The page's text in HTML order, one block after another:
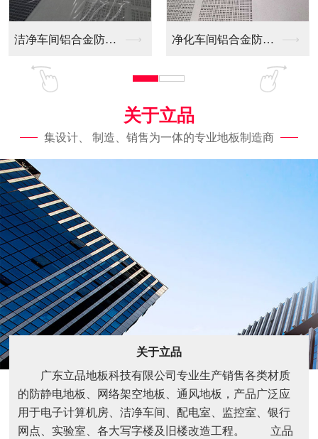
全铝防静电地板
关于立品
集设计、 制造、销售为一体的专业地板制造商
关于立品
广东立品地板科技有限公司专业生产销售各类材质
的防静电地板、网络架空地板、通风地板，产品广泛应
用于电子计算机房、洁净车间、配电室、监控室、银行
网点、实验室、各大写字楼及旧楼改造工程。 立品